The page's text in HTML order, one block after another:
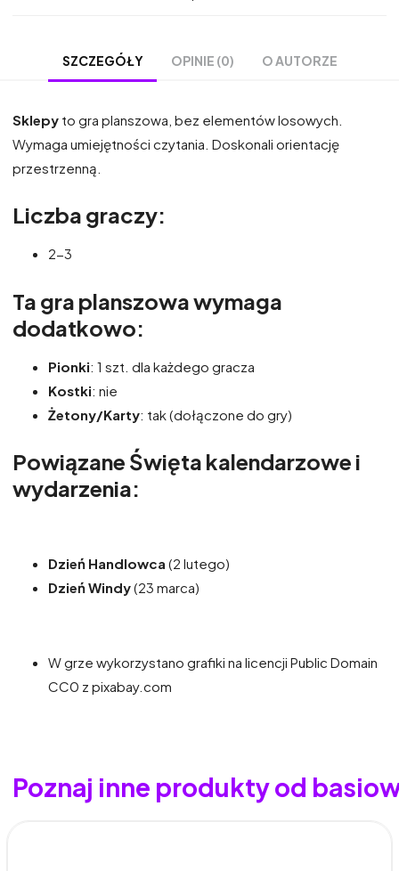
SZCZEGÓŁY OPINIE (0) O AUTORZE
Sklepy to gra planszowa, bez elementów losowych.
Wymaga umiejętności czytania. Doskonali orientację
przestrzenną.
Liczba graczy:
2-3
Ta gra planszowa wymaga
dodatkowo:
Pionki: 1 szt. dla każdego gracza
Kostki: nie
Żetony/Karty: tak (dołączone do gry)
Powiązane Święta kalendarzowe i
wydarzenia:
Dzień Handlowca (2 lutego)
Dzień Windy(23 marca)
W grze wykorzystano grafiki na licencji Public Domain
CC0 z pixabay.com
Poznaj inne produkty od